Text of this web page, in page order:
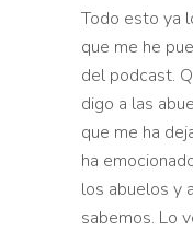
Todo esto ya
que me he
del podcast.
digo a las
que me ha
ha
los abuelos y
sabemos. Lo